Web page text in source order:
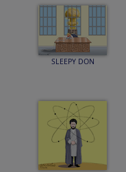
SLEEPY DON